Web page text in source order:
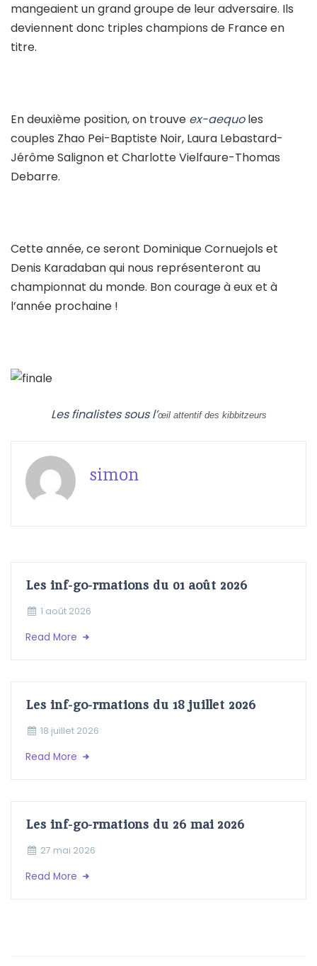
mangeaient un grand groupe de leur adversaire. Ils
deviennent donc triples champions de France en
titre.
En deuxième position, on trouve ex-aequoles
couples Zhao Pei-Baptiste Noir, Laura Lebastard-
Jérôme Salignon et Charlotte Vielfaure-Thomas
Debarre.
Cette année, ce seront Dominique Cornuejols et
Denis Karadaban qui nous représenteront au
championnat du monde. Bon courage à eux et à
l’année prochaine !
Les finalistes sous l’œil attentif des kibbitzeurs
simon
Les inf-go-rmations du 01 août 2026
1 août 2026
Read More
Les inf-go-rmations du 18 juillet 2026
18 juillet 2026
Read More
Les inf-go-rmations du 26 mai 2026
27 mai 2026
Read More